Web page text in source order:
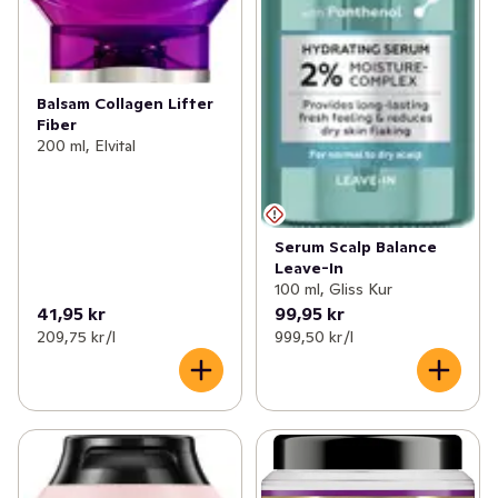
Balsam Collagen Lifter
Fiber
200 ml, Elvital
41,95 kr
209,75 kr /l
Serum Scalp Balance
Leave-In
100 ml, Gliss Kur
99,95 kr
999,50 kr /l